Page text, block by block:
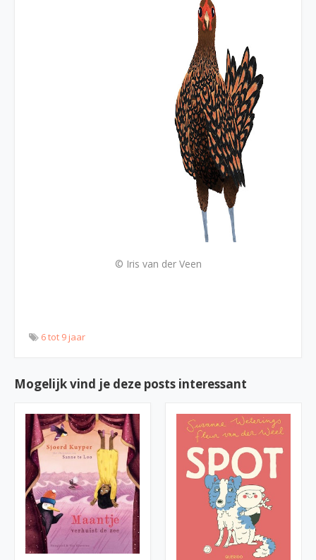
© Iris van der Veen
6 tot 9 jaar
Mogelijk vind je deze posts interessant